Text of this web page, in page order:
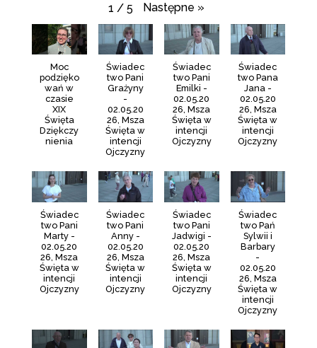
1 / 5 Następne »
Moc
podzięko
wań w
czasie
XIX
Święta
Dziękczy
nienia
Świadec
two Pani
Grażyny
-
02.05.20
26, Msza
Święta w
intencji
Ojczyzny
Świadec
two Pani
Emilki -
02.05.20
26, Msza
Święta w
intencji
Ojczyzny
Świadec
two Pana
Jana -
02.05.20
26, Msza
Święta w
intencji
Ojczyzny
Świadec
two Pani
Marty -
02.05.20
26, Msza
Święta w
intencji
Ojczyzny
Świadec
two Pani
Anny -
02.05.20
26, Msza
Święta w
intencji
Ojczyzny
Świadec
two Pani
Jadwigi -
02.05.20
26, Msza
Święta w
intencji
Ojczyzny
Świadec
two Pań
Sylwii i
Barbary
-
02.05.20
26, Msza
Święta w
intencji
Ojczyzny